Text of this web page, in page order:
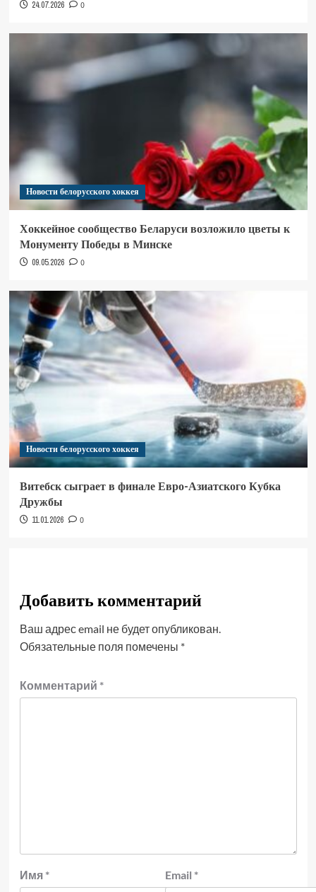
24.07.2026 0
Новости белорусского хоккея
Хоккейное сообщество Беларуси возложило цветы к
Монументу Победы в Минске
09.05.2026 0
Новости белорусского хоккея
Витебск сыграет в финале Евро-Азиатского Кубка
Дружбы
11.01.2026 0
Добавить комментарий
Ваш адрес email не будет опубликован.
Обязательные поля помечены *
Комментарий *
Имя * Email *